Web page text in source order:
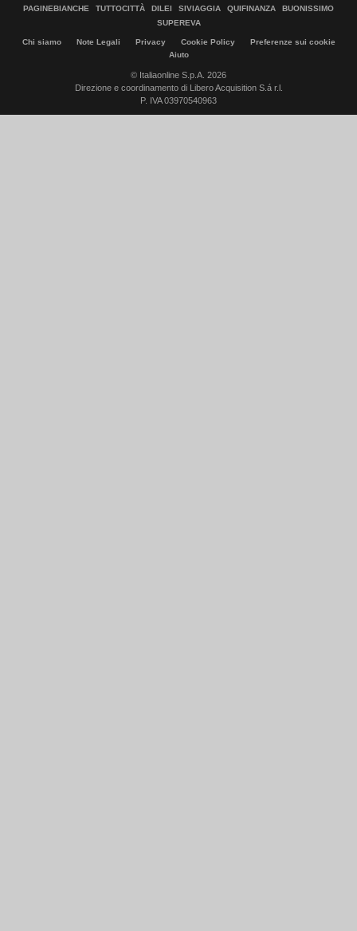
PAGINEBIANCHE
TUTTOCITTÀ DILEI SIVIAGGIA QUIFINANZA
BUONISSIMO
SUPEREVA
Chi siamo Note Legali Privacy Cookie Policy
Preferenze sui cookie
Aiuto
© Italiaonline S.p.A. 2026
Direzione e coordinamento di Libero Acquisition S.á r.l.
P. IVA 03970540963